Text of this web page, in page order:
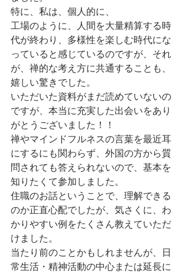
特に、私は、個人的に、
工場のように、人間を大量精算する時
代が終わり、多様性を楽しむ時代にな
っていると感じているのですが、それ
が、禅的な考え方に共通することも、
嬉しい驚きでした。
いただいた資料がまだ読めていないの
ですが、本当に充実した出会いをあり
がとうございました！！
禅やマインドフルネスの言葉を最近耳
にするにも関わらず、外国の方から質
問されても答えられないので、基本を
知りたくて参加しました。
住職のお話ということで、理解できる
のか正直心配でしたが、気さくに、わ
かりやすい例をたくさん教えていただ
けました。
当たり前のことかもしれませんが、日
常生活・精神活動の中心または延長に